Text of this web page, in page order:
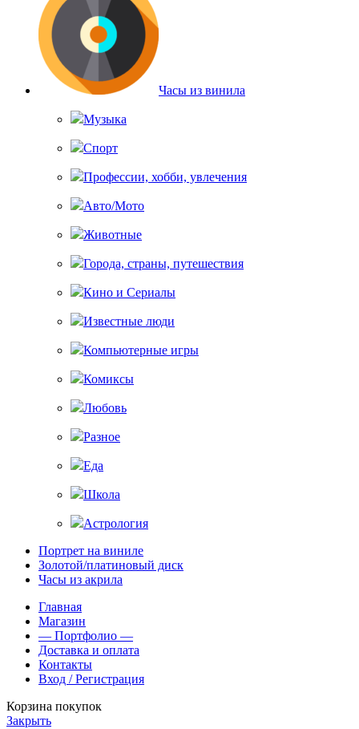
Часы из винила
Музыка
Спорт
Профессии, хобби, увлечения
Авто/Мото
Животные
Города, страны, путешествия
Кино и Сериалы
Известные люди
Компьютерные игры
Комиксы
Любовь
Разное
Еда
Школа
Астрология
Портрет на виниле
Золотой/платиновый диск
Часы из акрила
Главная
Магазин
— Портфолио —
Доставка и оплата
Контакты
Вход / Регистрация
Корзина покупок
Закрыть